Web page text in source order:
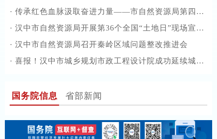
· 传承红色血脉汲取奋进力量——市自然资源局第四、第五党支部赴留坝开展红色主题党日活动
· 汉中市自然资源局开展第36个全国“土地日”现场宣传活动
· 汉中市自然资源局召开秦岭区域问题整改推进会
· 喜报！汉中市城乡规划市政工程设计院成功延续城乡规划（国土空间规划）编制甲级资质
国务院信息 省部新闻